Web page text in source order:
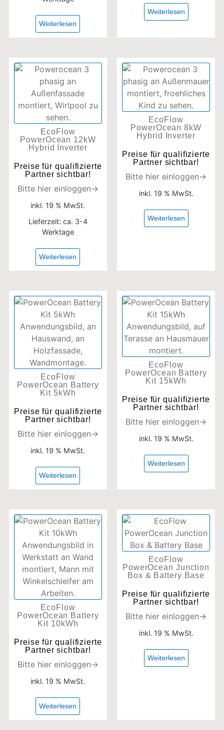
Weiterlesen
Weiterlesen
EcoFlow
PowerOcean 12kW
Hybrid Inverter
Preise für qualifizierte
Partner sichtbar!
Bitte hier einloggen→
inkl. 19 % MwSt.
Lieferzeit: ca. 3-4
Werktage
Weiterlesen
EcoFlow
PowerOcean 8kW
Hybrid Inverter
Preise für qualifizierte
Partner sichtbar!
Bitte hier einloggen→
inkl. 19 % MwSt.
Weiterlesen
EcoFlow
PowerOcean Battery
Kit 5kWh
Preise für qualifizierte
Partner sichtbar!
Bitte hier einloggen→
inkl. 19 % MwSt.
Weiterlesen
EcoFlow
PowerOcean Battery
Kit 15kWh
Preise für qualifizierte
Partner sichtbar!
Bitte hier einloggen→
inkl. 19 % MwSt.
Weiterlesen
EcoFlow
PowerOcean Battery
Kit 10kWh
Preise für qualifizierte
Partner sichtbar!
Bitte hier einloggen→
inkl. 19 % MwSt.
Weiterlesen
EcoFlow
PowerOcean Junction
Box & Battery Base
Preise für qualifizierte
Partner sichtbar!
Bitte hier einloggen→
inkl. 19 % MwSt.
Weiterlesen